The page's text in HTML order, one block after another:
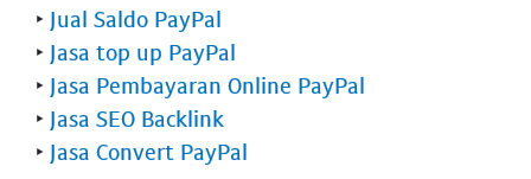
‣ Jual Saldo PayPal
‣ Jasa top up PayPal
‣ Jasa Pembayaran Online PayPal
‣ Jasa SEO Backlink
‣ Jasa Convert PayPal